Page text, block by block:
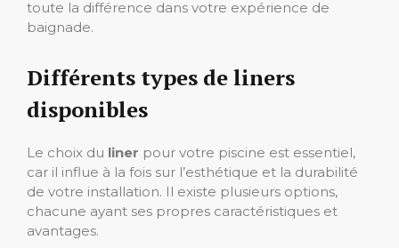
toute la différence dans votre expérience de
baignade.
Différents types de liners
disponibles
Le choix du liner pour votre piscine est essentiel,
car il influe à la fois sur l’esthétique et la durabilité
de votre installation. Il existe plusieurs options,
chacune ayant ses propres caractéristiques et
avantages.